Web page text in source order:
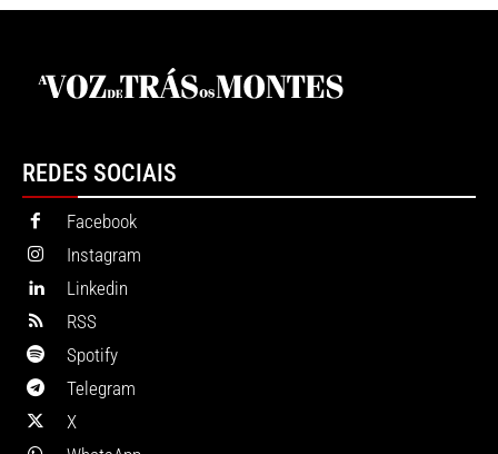
REDES SOCIAIS
Facebook
Instagram
Linkedin
RSS
Spotify
Telegram
X